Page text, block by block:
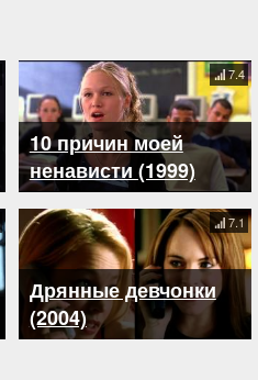
10 причин моей
ненависти (1999)
7.4
Дрянные девчонки
(2004)
7.1